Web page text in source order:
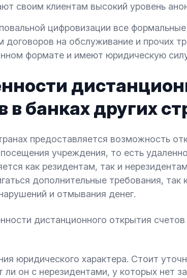
своим клиентам высокий уровень
цифровизации все
договоров на обслуживание и прочих
формате и имеют юридическую
в банках других
предоставляется возможность
учреждения, то есть
как резидентам, так и
дополнительные требования, так
и отмывания денег.
дистанционного открытия
юридического характера. Стоит
ли он с нерезидентами, у которых нет